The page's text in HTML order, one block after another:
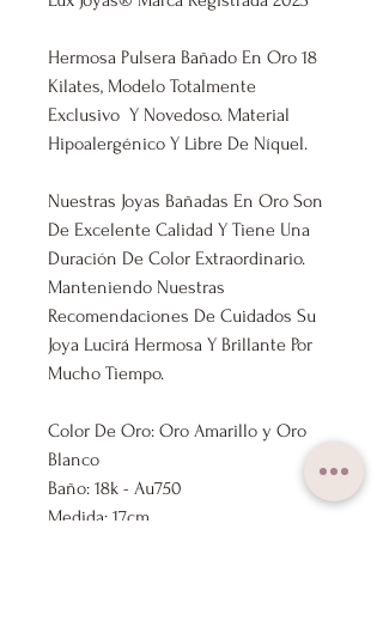
Hermosa Pulsera Bañado En Oro 18
Kilates, Modelo Totalmente
Exclusivo Y Novedoso. Material
Hipoalergénico Y Libre De Níquel.
Nuestras Joyas Bañadas En Oro Son
De Excelente Calidad Y Tiene Una
Duración De Color Extraordinario.
Manteniendo Nuestras
Recomendaciones De Cuidados Su
Joya Lucirá Hermosa Y Brillante Por
Mucho Tiempo.
Color De Oro: Oro Amarillo y Oro
Blanco
Baño: 18k - Au750
Medida: 17cm